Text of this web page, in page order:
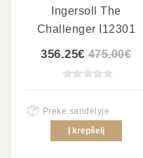
Ingersoll The
Challenger I12301
356.25€ 475.00€
Prekė sandėlyje
Į krepšelį